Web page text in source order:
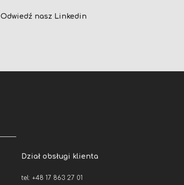
Odwiedź nasz Linkedin
Dział obsługi klienta
tel: +48 17 863 27 01